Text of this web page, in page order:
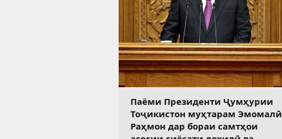
Паёми Президенти Ҷумҳурии
Тоҷикистон муҳтарам Эмомалӣ
Раҳмон дар бораи самтҳои